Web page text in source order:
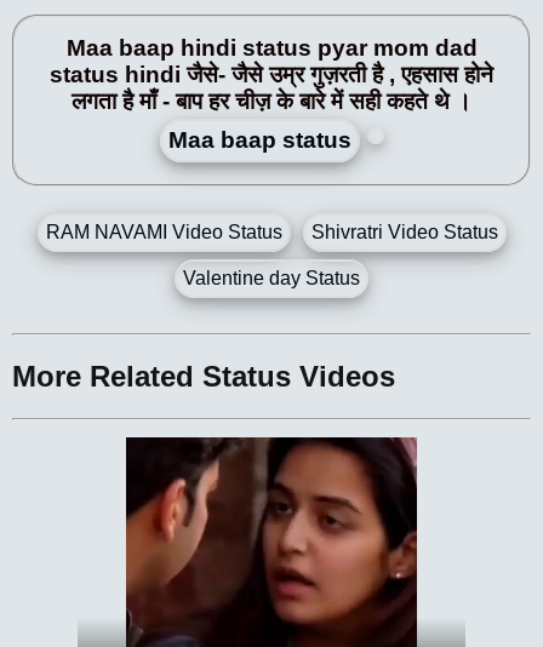
Maa baap hindi status pyar mom dad
status hindi जैसे- जैसे उम्र गुज़रती है , एहसास होने
लगता है माँ - बाप हर चीज़ के बारे में सही कहते थे ।
Maa baap status
RAM NAVAMI Video Status Shivratri Video Status
Valentine day Status
More Related Status Videos